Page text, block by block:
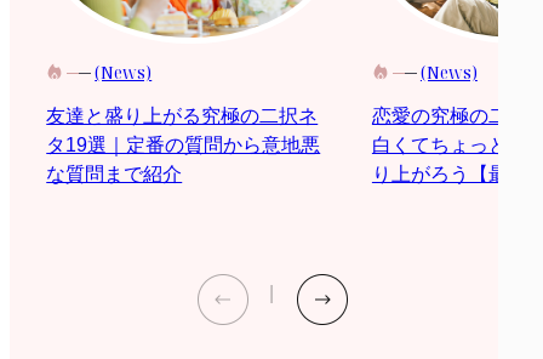
(News)
友達と盛り上がる究極の二択ネ
タ19選｜定番の質問から意地悪
な質問まで紹介
(News)
恋愛の究極の二択
白くてちょっと際
り上がろう【最新